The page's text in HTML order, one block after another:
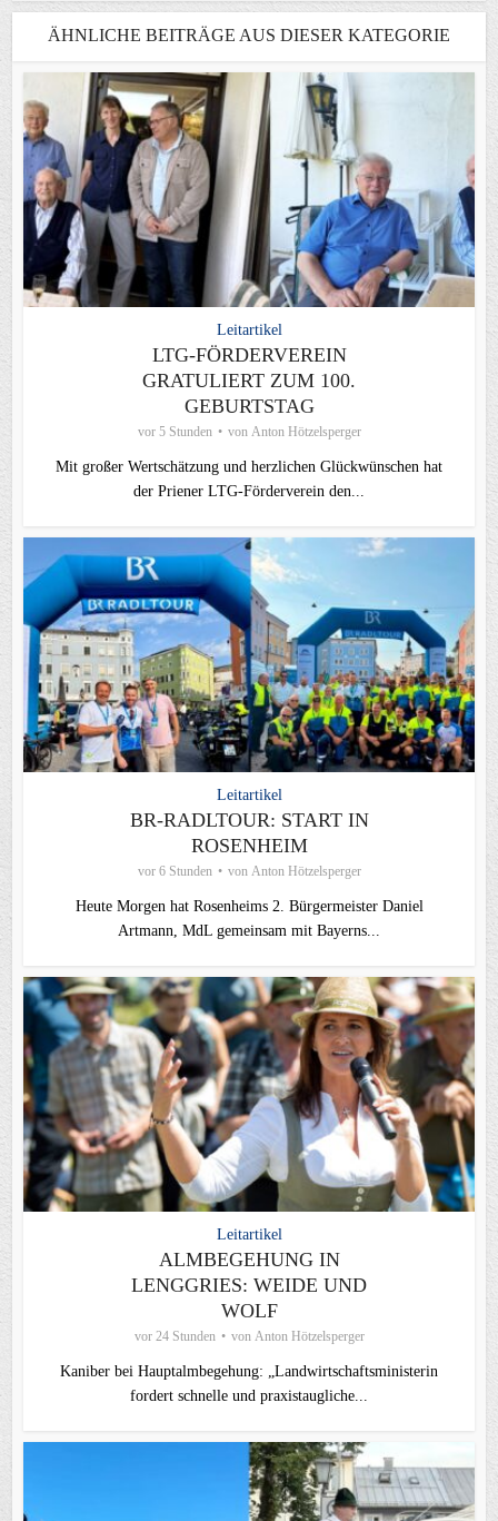
ÄHNLICHE BEITRÄGE AUS DIESER KATEGORIE
Leitartikel
LTG-FÖRDERVEREIN
GRATULIERT ZUM 100.
GEBURTSTAG
vor 5 Stunden von Anton Hötzelsperger
Mit großer Wertschätzung und herzlichen Glückwünschen hat
der Priener LTG‑Förderverein den...
Leitartikel
BR-RADLTOUR: START IN
ROSENHEIM
vor 6 Stunden von Anton Hötzelsperger
Heute Morgen hat Rosenheims 2. Bürgermeister Daniel
Artmann, MdL gemeinsam mit Bayerns...
Leitartikel
ALMBEGEHUNG IN
LENGGRIES: WEIDE UND
WOLF
vor 24 Stunden von Anton Hötzelsperger
Kaniber bei Hauptalmbegehung: „Landwirtschaftsministerin
fordert schnelle und praxistaugliche...